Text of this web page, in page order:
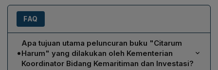
FAQ
•
Apa tujuan utama peluncuran buku "Citarum
Harum" yang dilakukan oleh Kementerian
Koordinator Bidang Kemaritiman dan Investasi?